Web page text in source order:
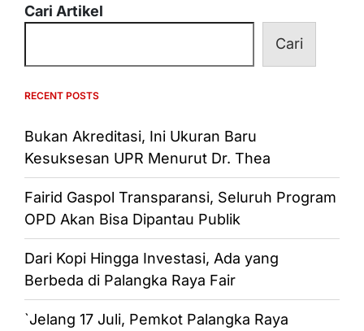
Cari Artikel
Cari
RECENT POSTS
Bukan Akreditasi, Ini Ukuran Baru
Kesuksesan UPR Menurut Dr. Thea
Fairid Gaspol Transparansi, Seluruh Program
OPD Akan Bisa Dipantau Publik
Dari Kopi Hingga Investasi, Ada yang
Berbeda di Palangka Raya Fair
`Jelang 17 Juli, Pemkot Palangka Raya